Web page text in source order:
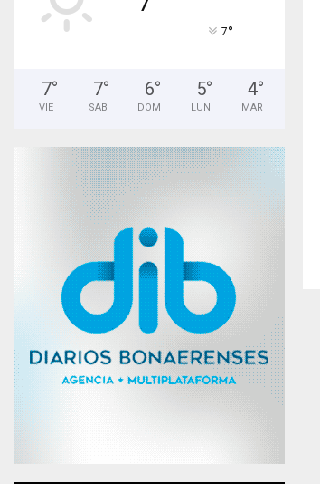
7°
7°
VIE
7°
SAB
6°
DOM
5°
LUN
4°
MAR